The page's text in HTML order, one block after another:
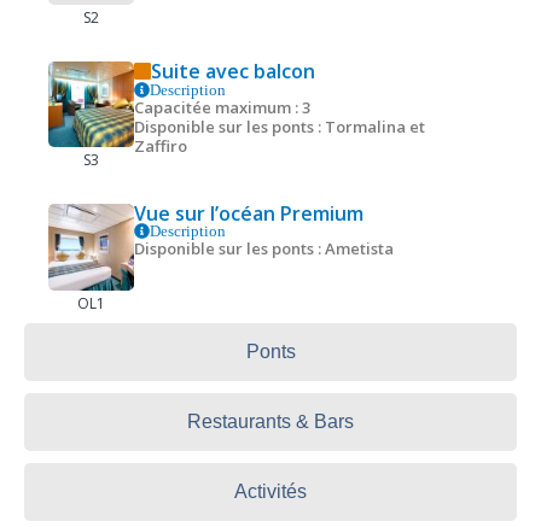
Ponts
Restaurants & Bars
Activités
S2
S3
Suite avec balcon
Description
Capacitée maximum : 3
Disponible sur les ponts : Tormalina et
Zaffiro
OL1
Vue sur l’océan Premium
Description
Disponible sur les ponts : Ametista